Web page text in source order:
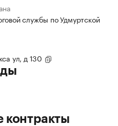
службы по Удмуртской
ул, д 130
контракты